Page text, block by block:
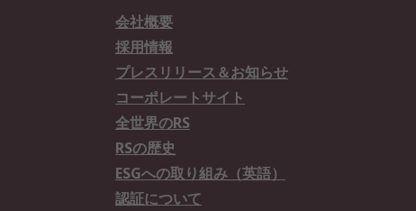
会社概要
採用情報
プレスリリース＆お知らせ
コーポレートサイト
全世界のRS
RSの歴史
ESGへの取り組み（英語）
認証について